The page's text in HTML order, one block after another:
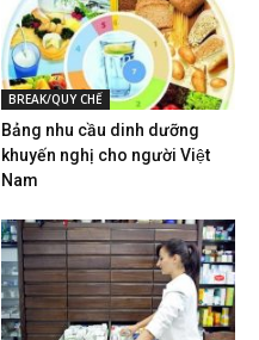
BREAK/QUY CHẾ
Bảng nhu cầu dinh dưỡng
khuyến nghị cho người Việt
Nam